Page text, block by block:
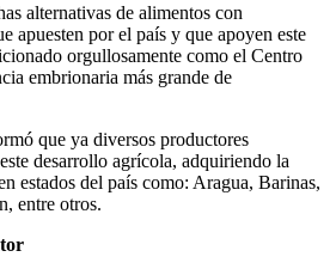
alternativas de alimentos con
apuesten por el país y que apoyen este
orgullosamente como el Centro
embrionaria más grande de
que ya diversos productores
desarrollo agrícola, adquiriendo la
estados del país como: Aragua, Barinas,
entre otros.